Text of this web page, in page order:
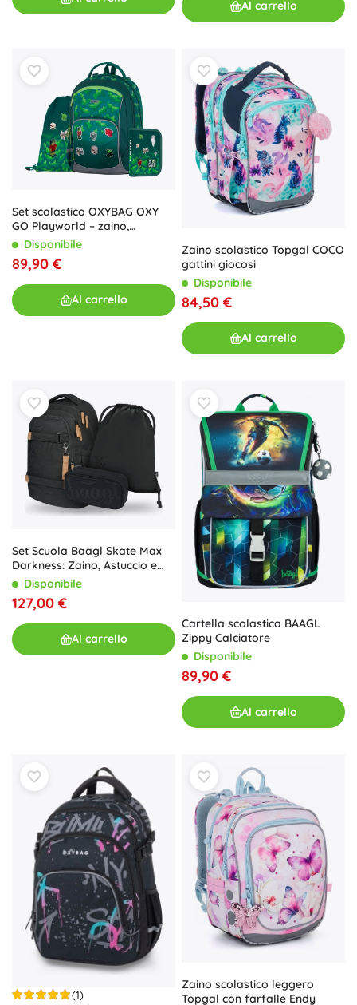
Al carrello
Set scolastico OXYBAG OXY
GO Playworld – zaino,
astuccio e sacca per
ginnastica
Disponibile
89,90 €
Al carrello
Zaino scolastico Topgal COCO
gattini giocosi
Disponibile
84,50 €
Al carrello
Set Scuola Baagl Skate Max
Darkness: Zaino, Astuccio e
Sacca
Disponibile
127,00 €
Al carrello
Cartella scolastica BAAGL
Zippy Calciatore
Disponibile
89,90 €
Al carrello
(1)
Zaino scolastico leggero
Topgal con farfalle Endy